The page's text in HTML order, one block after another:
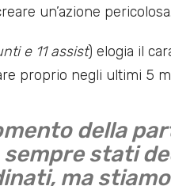
un’azione pericolosa.
e 11 assist) elogia il
proprio negli ultimi 5
della
stati
ma